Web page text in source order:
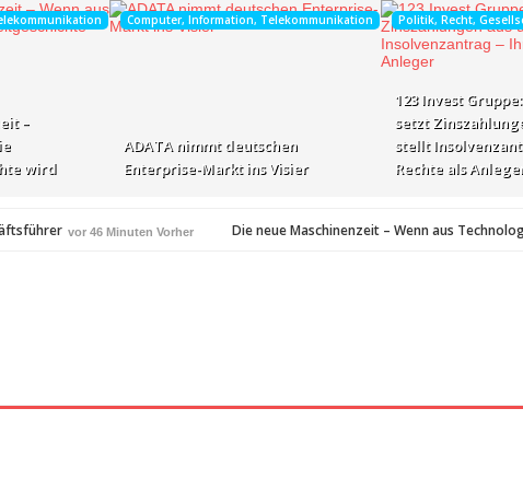
–
wird
Computer, Information, Telekommunikation
ADATA nimmt deutschen
Enterprise-Markt ins Visier
Politik, Recht,
123 Invest
setzt
stellt
Rechte als
vor 46 Minuten Vorher Die neue Maschinenzeit – Wenn aus
Batterie-Unabhängigkeit: Die Entstehung des Battery Valley in
Virginia Beach
Angebot für Hotels
um die Datengrundlage für physische KI bereitzustellen